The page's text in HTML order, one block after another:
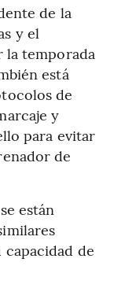
de la
y el
la temporada
está
de
y
para evitar
de
están
de